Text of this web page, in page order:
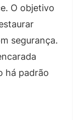
O objetivo
segurança.
há padrão